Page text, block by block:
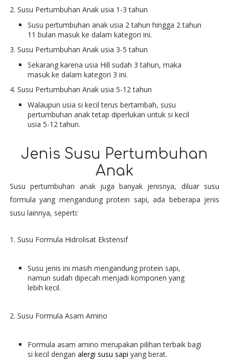
2. Susu Pertumbuhan Anak usia 1-3 tahun
Susu pertumbuhan anak usia 2 tahun hingga 2 tahun
11 bulan masuk ke dalam kategori ini.
3. Susu Pertumbuhan Anak usia 3-5 tahun
Sekarang karena usia Hill sudah 3 tahun, maka
masuk ke dalam kategori 3 ini.
4. Susu Pertumbuhan Anak usia 5-12 tahun
Walaupun usia si kecil terus bertambah, susu
pertumbuhan anak tetap diperlukan untuk si kecil
usia 5-12 tahun.
Jenis Susu Pertumbuhan
Anak
Susu pertumbuhan anak juga banyak jenisnya, diluar susu
formula yang mengandung protein sapi, ada beberapa jenis
susu lainnya, seperti:
1. Susu Formula Hidrolisat Ekstensif
Susu jenis ini masih mengandung protein sapi,
namun sudah dipecah menjadi komponen yang
lebih kecil.
2. Susu Formula Asam Amino
Formula asam amino merupakan pilihan terbaik bagi
si kecil dengan alergi susu sapi yang berat.